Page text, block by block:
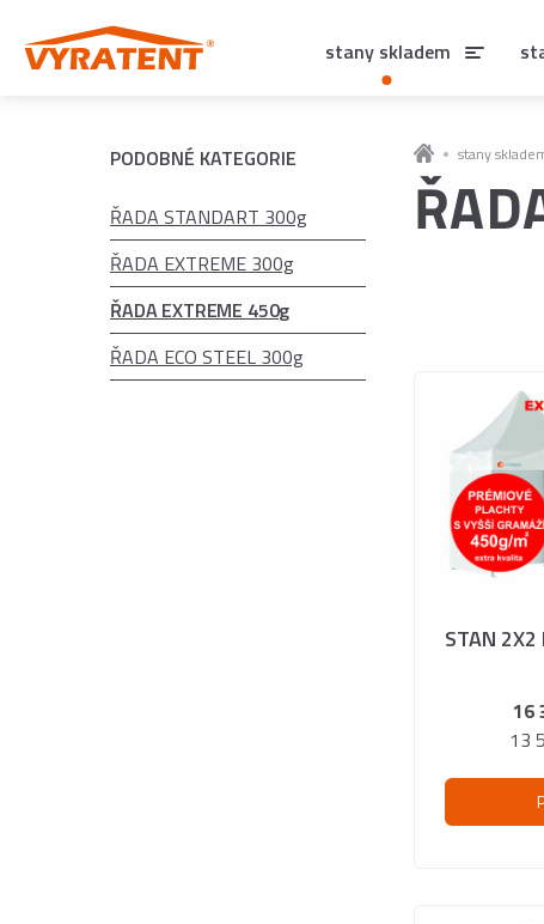
PODOBNÉ KATEGORIE
ŘADA STANDART 300g
ŘADA EXTREME 300g
ŘADA EXTREME 450g
ŘADA ECO STEEL 300g
stany
STAN
16
13
stany skladem